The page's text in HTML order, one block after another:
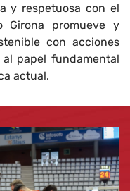
y respetuosa con el
Girona promueve y
con acciones
papel fundamental
actual.